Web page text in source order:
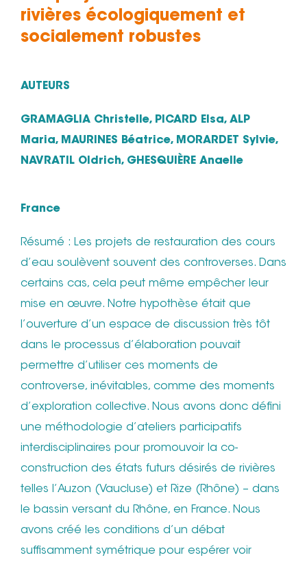
rivières écologiquement et
socialement robustes
AUTEURS
GRAMAGLIA Christelle, PICARD Elsa, ALP
Maria, MAURINES Béatrice, MORARDET Sylvie,
NAVRATIL Oldrich, GHESQUIÈRE Anaelle
France
Résumé : Les projets de restauration des cours
d’eau soulèvent souvent des controverses. Dans
certains cas, cela peut même empêcher leur
mise en œuvre. Notre hypothèse était que
l’ouverture d’un espace de discussion très tôt
dans le processus d’élaboration pouvait
permettre d’utiliser ces moments de
controverse, inévitables, comme des moments
d’exploration collective. Nous avons donc défini
une méthodologie d’ateliers participatifs
interdisciplinaires pour promouvoir la co-
construction des états futurs désirés de rivières
telles l’Auzon (Vaucluse) et Rize (Rhône) – dans
le bassin versant du Rhône, en France. Nous
avons créé les conditions d’un débat
suffisamment symétrique pour espérer voir